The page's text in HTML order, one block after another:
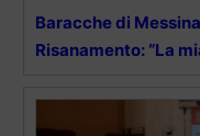
Baracche di
Risanamento: “La